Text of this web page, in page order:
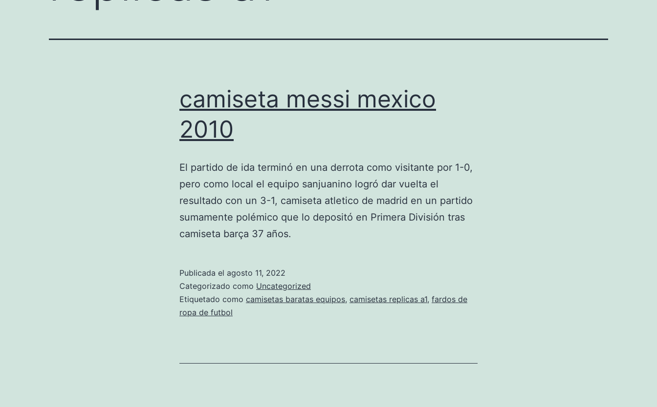
camiseta messi mexico
2010
El partido de ida terminó en una derrota como visitante por 1-0,
pero como local el equipo sanjuanino logró dar vuelta el
resultado con un 3-1, camiseta atletico de madrid en un partido
sumamente polémico que lo depositó en Primera División tras
camiseta barça 37 años.
Publicada el agosto 11, 2022
Categorizado como Uncategorized
Etiquetado como camisetas baratas equipos, camisetas replicas a1, fardos de
ropa de futbol